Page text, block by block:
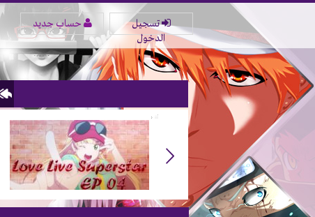
تسجيل
الدخول
حساب جديد